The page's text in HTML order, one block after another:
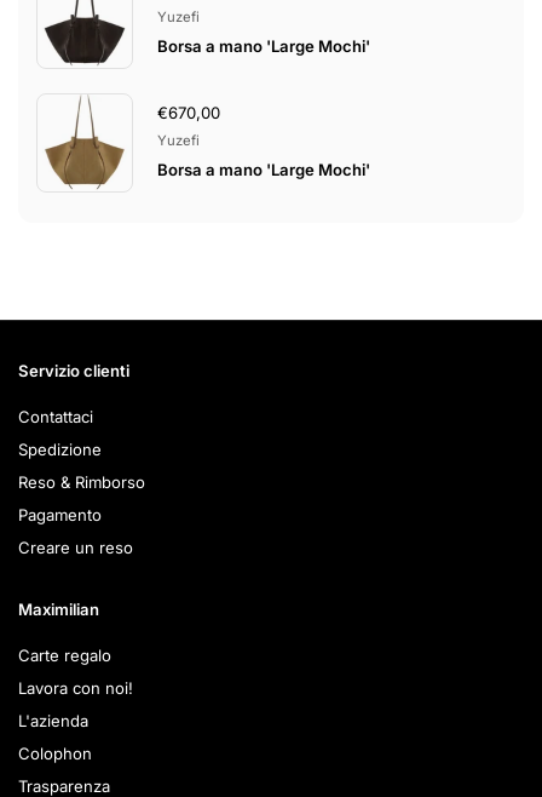
Yuzefi
Borsa a mano 'Large Mochi'
€670,00
Yuzefi
Borsa a mano 'Large Mochi'
Servizio clienti
Contattaci
Spedizione
Reso & Rimborso
Pagamento
Creare un reso
Maximilian
Carte regalo
Lavora con noi!
L'azienda
Colophon
Trasparenza